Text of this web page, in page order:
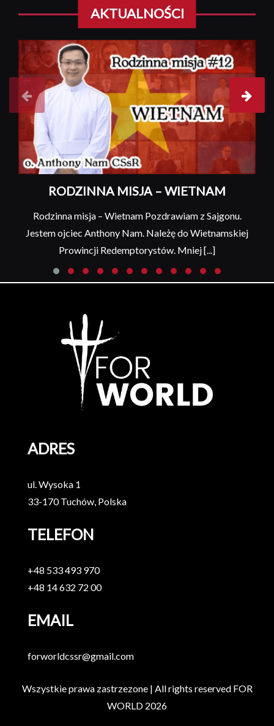
AKTUALNOŚCI
RODZINNA MISJA – WIETNAM
Rodzinna misja – Wietnam Pozdrawiam z Sajgonu.
Jestem ojciec Anthony Nam. Należę do Wietnamskiej
Prowincji Redemptorystów. Mniej [...]
ADRES
ul. Wysoka 1
33-170 Tuchów, Polska
TELEFON
+48 533 493 970
+48 14 632 72 00
EMAIL
forworldcssr@gmail.com
Wszystkie prawa zastrzezone | All rights reserved FOR
WORLD 2026